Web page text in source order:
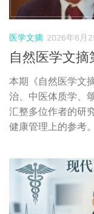
医学文摘 2026年6月
自然医学文摘
本期《自然医学文
治、中医体质学、
汇整多位作者的研
健康管理上的参考。